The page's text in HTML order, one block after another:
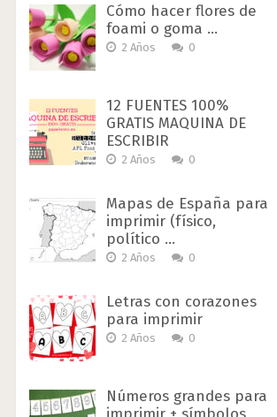
Cómo hacer flores de
foami o goma …
2 Años 0
12 FUENTES 100%
GRATIS MAQUINA DE
ESCRIBIR
2 Años 0
Mapas de España para
imprimir (físico,
político …
2 Años 0
Letras con corazones
para imprimir
2 Años 0
Números grandes para